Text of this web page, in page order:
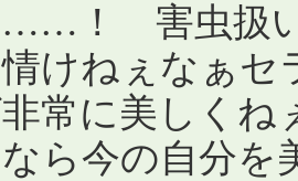
……！ 害虫扱
けねぇなぁ
非常に美しく
ら今の自分を